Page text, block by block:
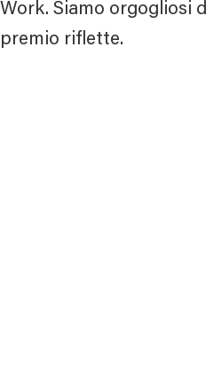
Work. Siamo orgogliosi
premio riflette.